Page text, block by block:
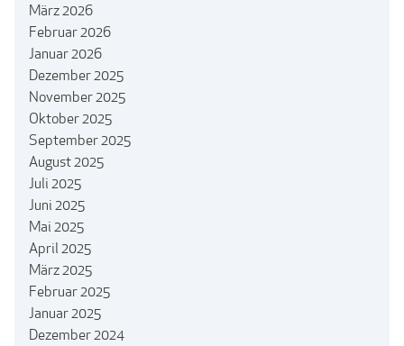
März 2026
Februar 2026
Januar 2026
Dezember 2025
November 2025
Oktober 2025
September 2025
August 2025
Juli 2025
Juni 2025
Mai 2025
April 2025
März 2025
Februar 2025
Januar 2025
Dezember 2024